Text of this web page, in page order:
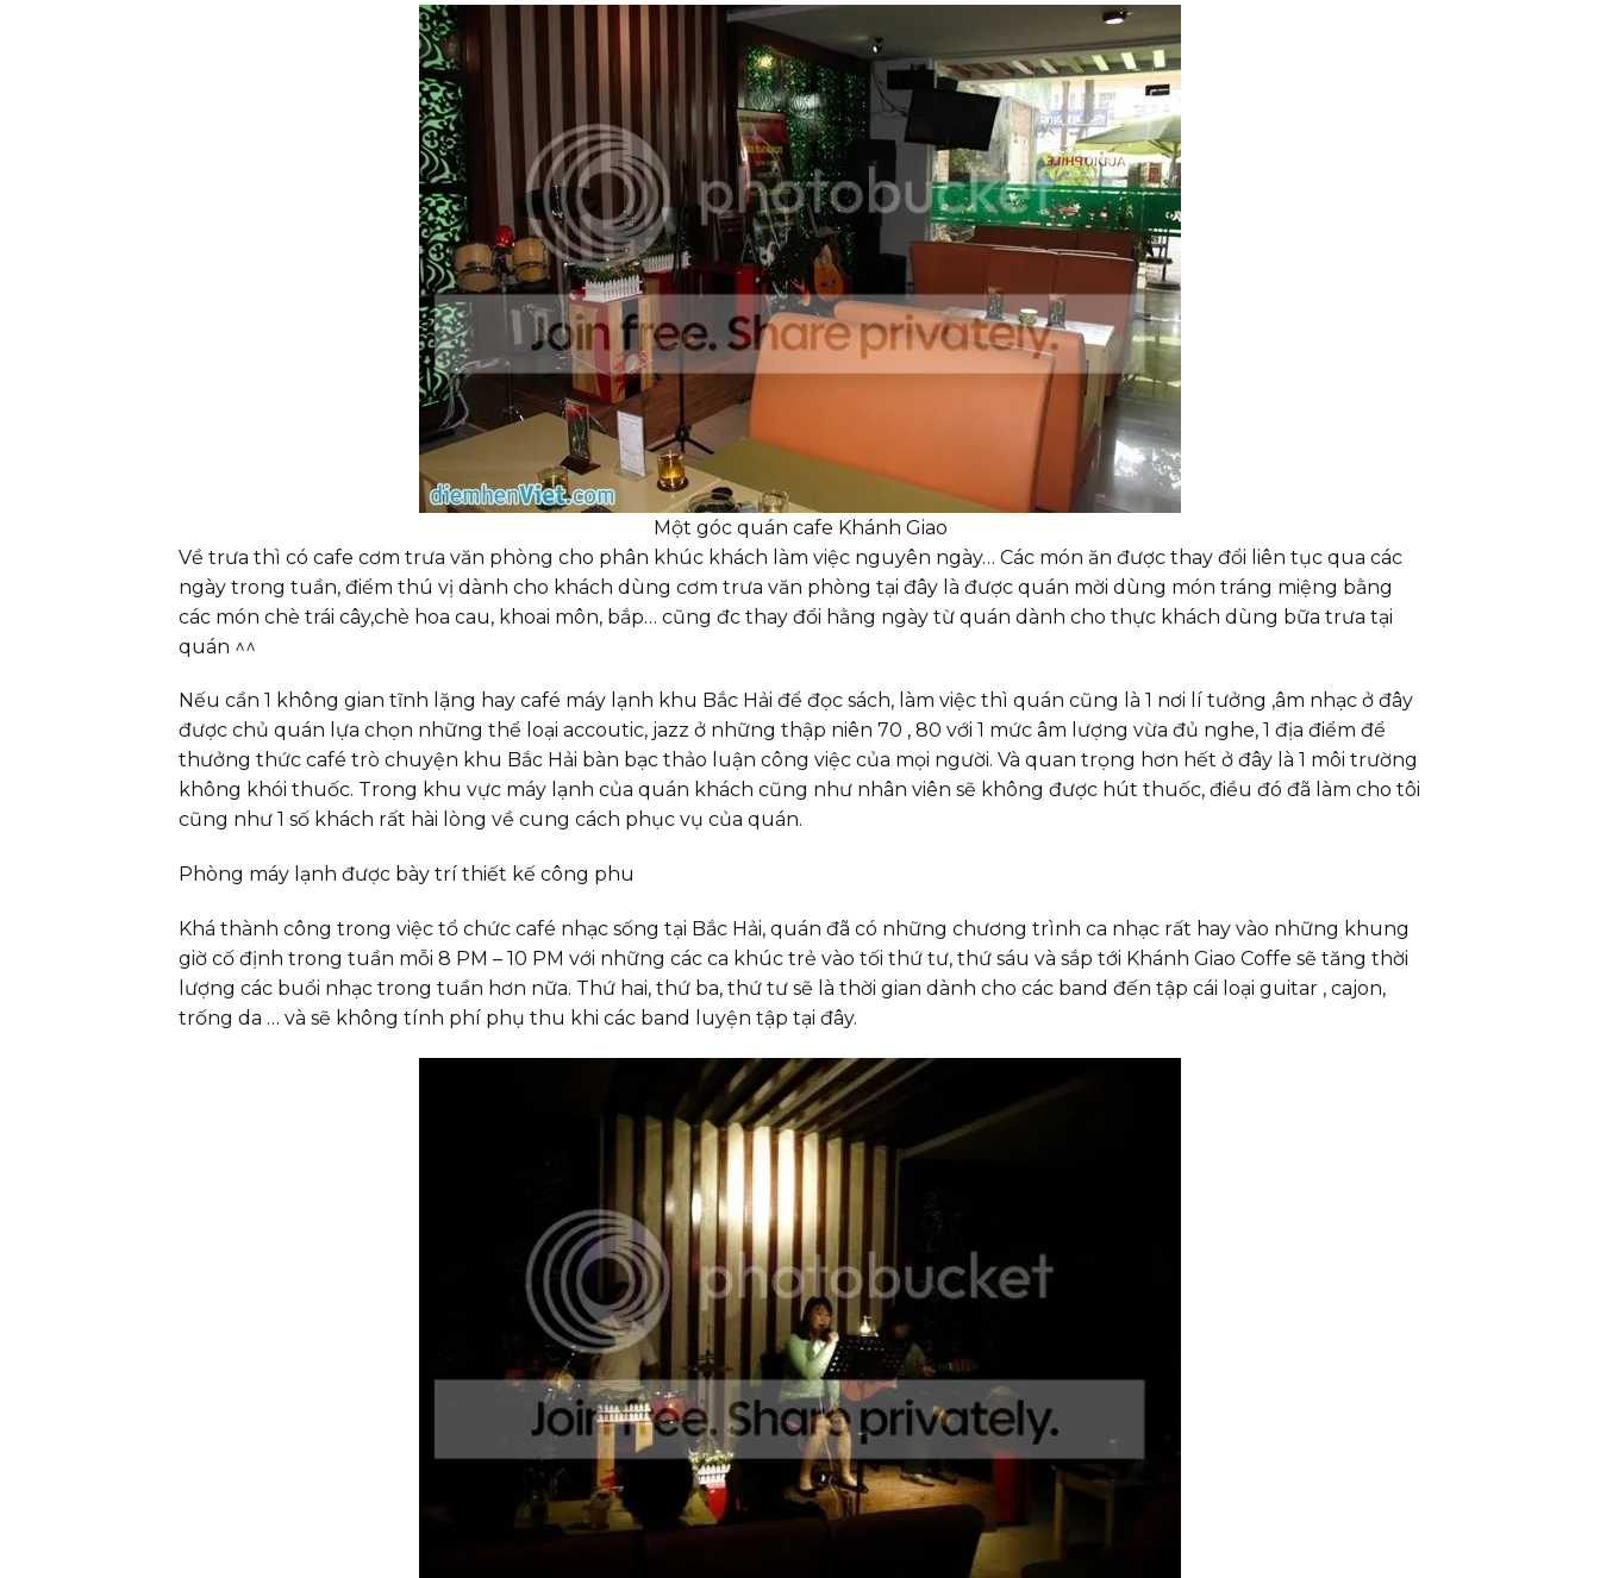
Một góc quán cafe Khánh Giao
Về trưa thì có cafe cơm trưa văn phòng cho phân khúc khách làm việc nguyên ngày… Các món ăn được thay đổi liên tục qua các
ngày trong tuần, điểm thú vị dành cho khách dùng cơm trưa văn phòng tại đây là được quán mời dùng món tráng miệng bằng
các món chè trái cây,chè hoa cau, khoai môn, bắp… cũng đc thay đổi hằng ngày từ quán dành cho thực khách dùng bữa trưa tại
quán ^^
Nếu cần 1 không gian tĩnh lặng hay café máy lạnh khu Bắc Hải để đọc sách, làm việc thì quán cũng là 1 nơi lí tưởng ,âm nhạc ở đây
được chủ quán lựa chọn những thể loại accoutic, jazz ở những thập niên 70 , 80 với 1 mức âm lượng vừa đủ nghe, 1 địa điểm để
thưởng thức café trò chuyện khu Bắc Hải bàn bạc thảo luận công việc của mọi người. Và quan trọng hơn hết ở đây là 1 môi trường
không khói thuốc. Trong khu vực máy lạnh của quán khách cũng như nhân viên sẽ không được hút thuốc, điều đó đã làm cho tôi
cũng như 1 số khách rất hài lòng về cung cách phục vụ của quán.
Phòng máy lạnh được bày trí thiết kế công phu
Khá thành công trong việc tổ chức café nhạc sống tại Bắc Hải, quán đã có những chương trình ca nhạc rất hay vào những khung
giờ cố định trong tuần mỗi 8 PM – 10 PM với những các ca khúc trẻ vào tối thứ tư, thứ sáu và sắp tới Khánh Giao Coffe sẽ tăng thời
lượng các buổi nhạc trong tuần hơn nữa. Thứ hai, thứ ba, thứ tư sẽ là thời gian dành cho các band đến tập cái loại guitar , cajon,
trống da … và sẽ không tính phí phụ thu khi các band luyện tập tại đây.